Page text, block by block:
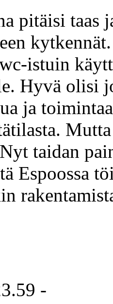
pitäisi taas
istuin
Hyvä olisi
ja
taidan
Espoossa
-